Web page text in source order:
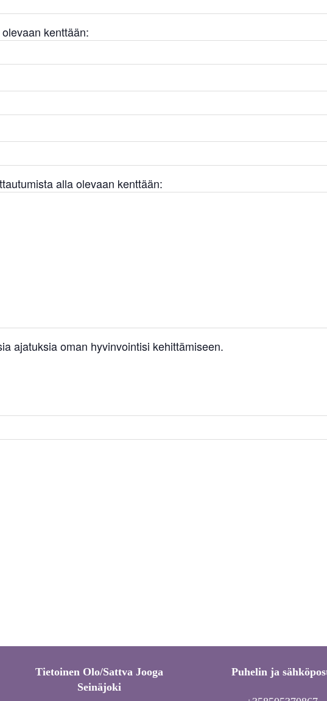
kenttään:
alla olevaan kenttään:
ajatuksia oman hyvinvointisi kehittämiseen.
Tietoinen Olo/Sattva Jooga
Seinäjoki
Puhelin ja